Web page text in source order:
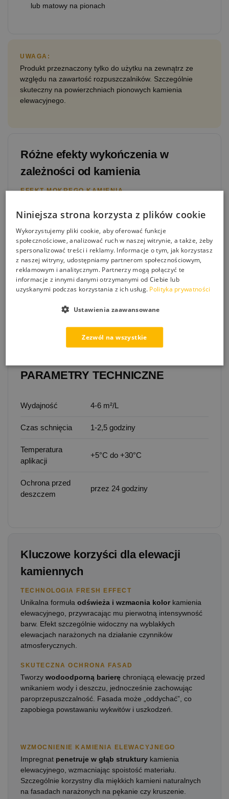
lub matowy na pionach
UWAGA:
Produkt przeznaczony tylko do użytku na zewnątrz ze
względu na zawartość rozpuszczalników. Szczególnie
skuteczny na powierzchniach pionowych kamienia
elewacyjnego.
Różne efekty wykończenia w
zależności od kamienia
EFEKT MOKREGO KAMIENIA
charakterystyczny efekt mokrego kamienia–
głębię kolorów. Idealny dla gładkich granитów, marmurów
i polerowanych kamieni.
MATOWY EFEKT NA PIONACH
Na chropowatych i porowatych powierzchniach
elewacyjnych MR 1 dajesubtelny, matowy efekt, który
Perfekt do piaskowców, łupków i kamieni o naturalnej
PARAMETRY TECHNICZNE
Wydajność 4-6 m²/L
Czas schnięcia 1-2,5 godziny
Temperatura
aplikacji
+5°C do +30°C
Ochrona przed
deszczem
przez 24 godziny
Kluczowe korzyści dla elewacji
kamiennych
TECHNOLOGIA FRESH EFFECT
Unikalna formuła odświeża i wzmacnia kolorkamienia
elewacyjnego, przywracając mu pierwotną intensywność
barw. Efekt szczególnie widoczny na wyblakłych
elewacjach narażonych na działanie czynników
atmosferycznych.
SKUTECZNA OCHRONA FASAD
Tworzy wodoodporną barierę chroniącą elewację przed
wnikaniem wody i deszczu, jednocześnie zachowując
paroprzepuszczalność. Fasada może „oddychać”, co
zapobiega powstawaniu wykwitów i uszkodzeń.
WZMOCNIENIE KAMIENIA ELEWACYJNEGO
Impregnat penetruje w głąb struktury kamienia
elewacyjnego, wzmacniając spoistość materiału.
Szczególnie korzystny dla miękkich kamieni naturalnych
na fasadach narażonych na pękanie czy kruszenie.
Niniejsza strona korzysta z plików cookie
Wykorzystujemy pliki cookie, aby oferować funkcje
społecznościowe, analizować ruch w naszej witrynie, a także, żeby
spersonalizować treści i reklamy. Informacje o tym, jak korzystasz
z naszej witryny, udostępniamy partnerom społecznościowym,
reklamowym i analitycznym. Partnerzy mogą połączyć te
informacje z innymi danymi otrzymanymi od Ciebie lub
uzyskanymi podczas korzystania z ich usług. Polityka prywatności
Zezwól na wszystkie
Ustawienia zaawansowane